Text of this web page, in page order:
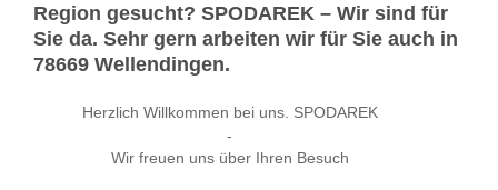
Region gesucht? SPODAREK – Wir sind für
Sie da. Sehr gern arbeiten wir für Sie auch in
78669 Wellendingen.
Herzlich Willkommen bei uns. SPODAREK
-
Wir freuen uns über Ihren Besuch